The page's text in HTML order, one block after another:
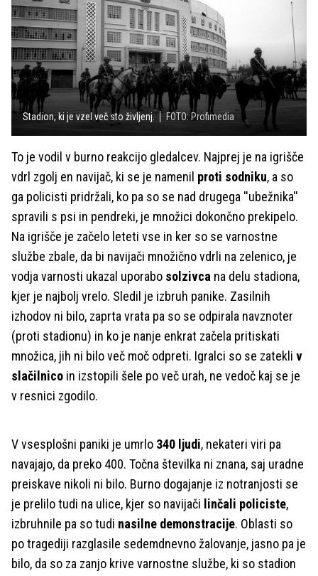
Stadion, ki je vzel več sto življenj. FOTO: Profimedia
To je vodil v burno reakcijo gledalcev. Najprej je na igrišče
vdrl zgolj en navijač, ki se je namenil proti sodniku, a so
ga policisti pridržali, ko pa so se nad drugega ''ubežnika''
spravili s psi in pendreki, je množici dokončno prekipelo.
Na igrišče je začelo leteti vse in ker so se varnostne
službe zbale, da bi navijači množično vdrli na zelenico, je
vodja varnosti ukazal uporabo solzivca na delu stadiona,
kjer je najbolj vrelo. Sledil je izbruh panike. Zasilnih
izhodov ni bilo, zaprta vrata pa so se odpirala navznoter
(proti stadionu) in ko je nanje enkrat začela pritiskati
množica, jih ni bilo več moč odpreti. Igralci so se zatekli v
slačilnico in izstopili šele po več urah, ne vedoč kaj se je
v resnici zgodilo.
V vsesplošni paniki je umrlo 340 ljudi, nekateri viri pa
navajajo, da preko 400. Točna številka ni znana, saj uradne
preiskave nikoli ni bilo. Burno dogajanje iz notranjosti se
je prelilo tudi na ulice, kjer so navijači linčali policiste,
izbruhnile pa so tudi nasilne demonstracije. Oblasti so
po tragediji razglasile sedemdnevno žalovanje, jasno pa je
bilo, da so za zanjo krive varnostne službe, ki so stadion